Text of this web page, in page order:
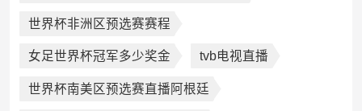
世界杯非洲区预选赛赛程
女足世界杯冠军多少奖金 tvb电视直播
世界杯南美区预选赛直播阿根廷